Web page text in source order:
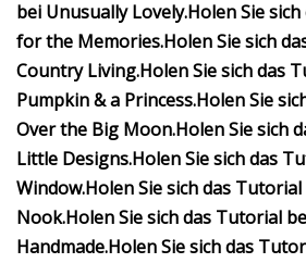
bei Unusually Lovely.Holen Sie
for the Memories.Holen Sie sich
Country Living.Holen Sie sich das
Pumpkin & a Princess.Holen Sie
Over the Big Moon.Holen Sie sich
Little Designs.Holen Sie sich das
Window.Holen Sie sich das
Nook.Holen Sie sich das Tutorial
Handmade.Holen Sie sich das